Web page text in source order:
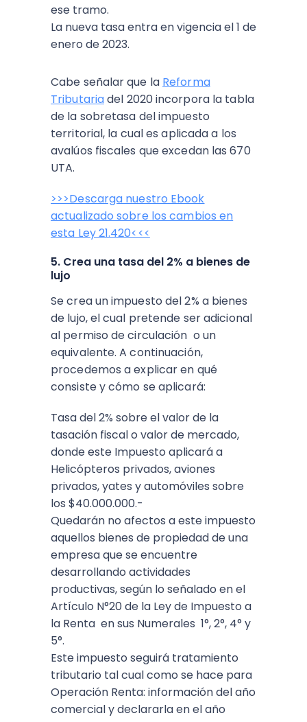
ese tramo.
La nueva tasa entra en vigencia el 1 de
enero de 2023.
Cabe señalar que la Reforma
Tributariadel 2020 incorpora la tabla
de la sobretasa del impuesto
territorial, la cual es aplicada a los
avalúos fiscales que excedan las 670
UTA.
>>>Descarga nuestro Ebook
actualizado sobre los cambios en
esta Ley 21.420<<<
5. Crea una tasa del 2% a bienes de
lujo
Se crea un impuesto del 2% a bienes
de lujo, el cual pretende ser adicional
al permiso de circulación o un
equivalente. A continuación,
procedemos a explicar en qué
consiste y cómo se aplicará:
Tasa del 2% sobre el valor de la
tasación fiscal o valor de mercado,
donde este Impuesto aplicará a
Helicópteros privados, aviones
privados, yates y automóviles sobre
los $40.000.000.-
Quedarán no afectos a este impuesto
aquellos bienes de propiedad de una
empresa que se encuentre
desarrollando actividades
productivas, según lo señalado en el
Artículo N°20 de la Ley de Impuesto a
la Renta en sus Numerales 1°, 2°, 4° y
5°.
Este impuesto seguirá tratamiento
tributario tal cual como se hace para
Operación Renta: información del año
comercial y declararla en el año